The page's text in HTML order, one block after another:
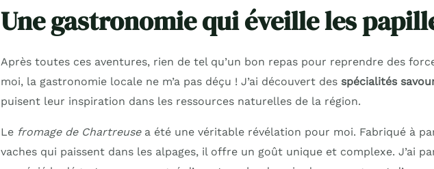
Une gastronomie qui éveille les
Après toutes ces aventures, rien de tel qu’un bon repas pour reprendre des
moi, la gastronomie locale ne m’a pas déçu ! J’ai découvert des spécialités
puisent leur inspiration dans les ressources naturelles de la région.
Le fromage de Chartreusea été une véritable révélation pour moi. Fabriqué à
vaches qui paissent dans les alpages, il offre un goût unique et complexe. J’ai